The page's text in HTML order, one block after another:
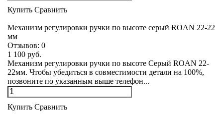
Купить Сравнить
Механизм регулировки ручки по высоте серый ROAN 22-22
мм
Отзывов: 0
1 100 руб.
Механизм регулировки ручки по высоте Серый ROAN 22-
22мм. Чтобы убедиться в совместимости детали на 100%,
позвоните по указанным выше телефон...
Купить Сравнить